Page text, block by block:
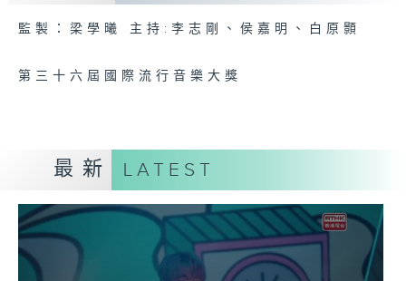
監製：梁學曦 主持:李志剛、侯嘉明、白原顥
第三十六屆國際流行音樂大獎
最新 LATEST